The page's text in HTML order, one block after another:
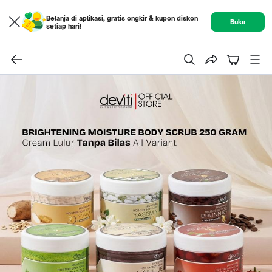
Belanja di aplikasi, gratis ongkir & kupon diskon
setiap hari!
Buka